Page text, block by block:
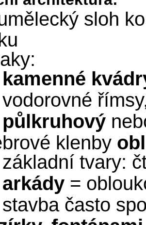
sloh
kamenné
vodorovné
půlkruhový
klenby
základní tvary:
arkády =
stavba často